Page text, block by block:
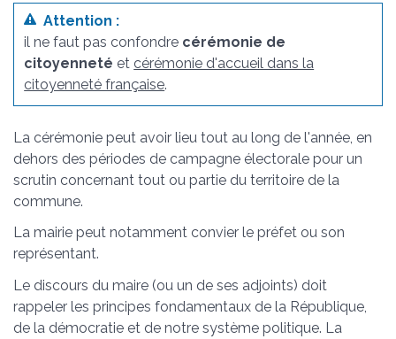
Attention :
il ne faut pas confondre cérémonie de
citoyenneté et cérémonie d'accueil dans la
citoyenneté française.
La cérémonie peut avoir lieu tout au long de l'année, en
dehors des périodes de campagne électorale pour un
scrutin concernant tout ou partie du territoire de la
commune.
La mairie peut notamment convier le préfet ou son
représentant.
Le discours du maire (ou un de ses adjoints) doit
rappeler les principes fondamentaux de la République,
de la démocratie et de notre système politique. La